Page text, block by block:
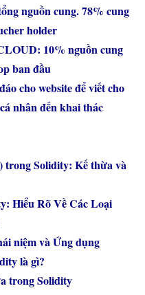
nguồn cung. 78% cung
holder
10% nguồn cung
ban đầu
cho website để viết cho
nhân đến khai thác
trong Solidity: Kế thừa và
Hiểu Rõ Về Các Loại
niệm và Ứng dụng
là gì?
trong Solidity